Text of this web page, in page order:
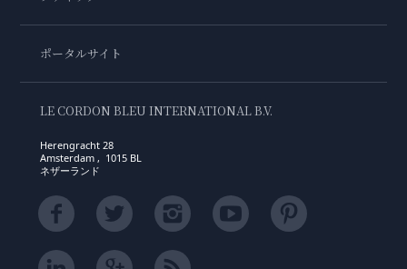
ポータルサイト
LE CORDON BLEU INTERNATIONAL B.V.
Herengracht 28
Amsterdam , 1015 BL
ネザーランド